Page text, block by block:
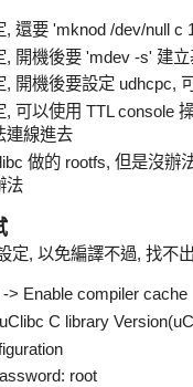
, 還要 'mknod /dev/null c
, 開機後要 'mdev -s' 建
, 開機後要設定 udhcpc,
, 可以使用 TTL console
連線進去
做的 rootfs, 但是沒辦
法
定, 以免編譯不過, 找不
-> Enable compiler cache
C library
root